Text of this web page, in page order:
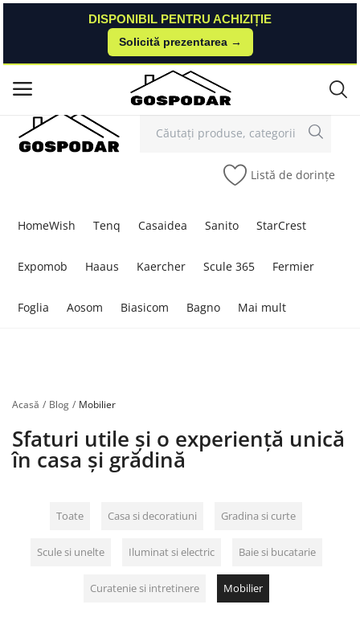
DISPONIBIL PENTRU ACHIZIȚIE
Solicită prezentarea →
Contact Autentificare Înregistrare
Listă de dorințe
HomeWish Tenq Casaidea Sanito StarCrest
Expomob Haaus Kaercher Scule 365 Fermier
Foglia Aosom Biasicom Bagno Mai mult
DISPONIBIL PENTRU ACHIZIȚIE
Solicită prezentarea →
Meniu principal
Categorii
Acasă Blog Mobilier
Sfaturi utile și o experiență unică
în casa și grădină
Toate Casa si decoratiuni Gradina si curte
Scule si unelte Iluminat si electric Baie si bucatarie
Curatenie si intretinere Mobilier